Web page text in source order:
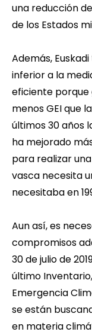
una reducción
de los Estados
Además,
inferior a la
eficiente
menos GEI que
últimos 30 años
ha mejorado
para realizar
vasca necesita
necesitaba en
Aun así, es
compromisos
30 de julio de
último
Emergencia
se están
en materia